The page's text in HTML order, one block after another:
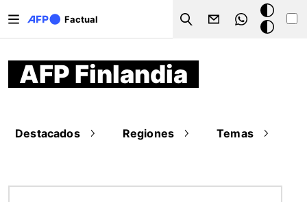
Factual
Search
Modo
oscuro
AFP Finlandia
Destacados Regiones Temas